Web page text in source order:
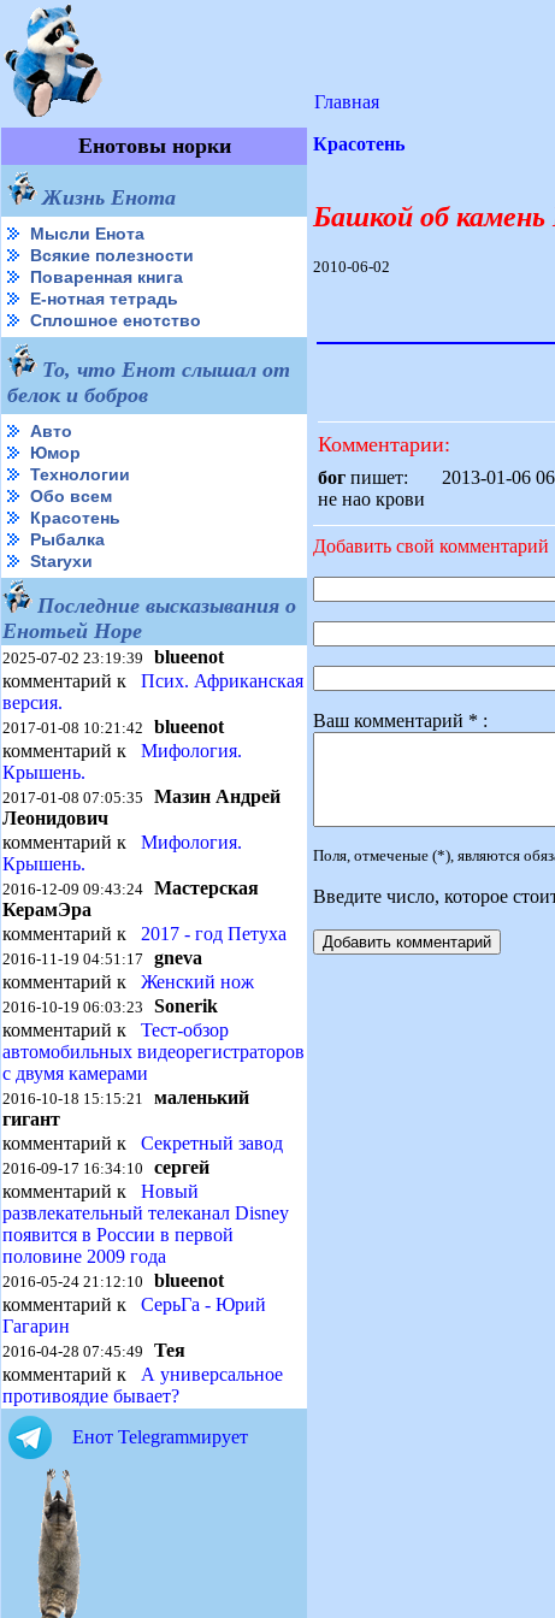
Главная
Енотовы норки
Жизнь Енота
Мысли Енота
Всякие полезности
Поваренная книга
Е-нотная тетрадь
Сплошное енотство
То, что Енот слышал от
белок и бобров
Авто
Юмор
Технологии
Обо всем
Красотень
Рыбалка
Starухи
Последние высказывания о
Енотьей Норе
2025-07-02 23:19:39 blueenot
комментарий к Псих. Африканская
версия.
2017-01-08 10:21:42 blueenot
комментарий к Мифология.
Крышень.
2017-01-08 07:05:35 Мазин Андрей
Леонидович
комментарий к Мифология.
Крышень.
2016-12-09 09:43:24 Мастерская
КерамЭра
комментарий к 2017 - год Петуха
2016-11-19 04:51:17 gneva
комментарий к Женский нож
2016-10-19 06:03:23 Sonerik
комментарий к Тест-обзор
автомобильных видеорегистраторов
с двумя камерами
2016-10-18 15:15:21 маленький
гигант
комментарий к Секретный завод
2016-09-17 16:34:10 сергей
комментарий к Новый
развлекательный телеканал Disney
появится в России в первой
половине 2009 года
2016-05-24 21:12:10 blueenot
комментарий к СерьГа - Юрий
Гагарин
2016-04-28 07:45:49 Тея
комментарий к А универсальное
противоядие бывает?
Енот Telegramмирует
Красотень
Башкой об
2010-06-02
Комментарии:
бог пишет: 2013-01-06
не нао крови
Добавить свой комментарий
Ваш комментарий * :
Поля, отмеченые (*), являются
Введите число, которое